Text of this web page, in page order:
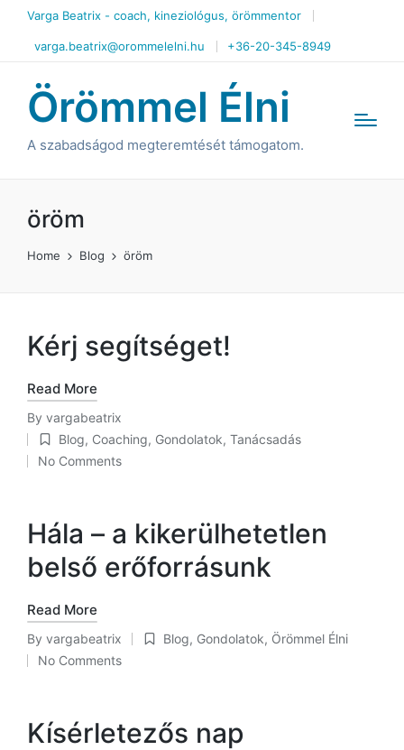
Varga Beatrix - coach, kineziológus, örömmentor
varga.beatrix@orommelelni.hu +36-20-345-8949
Örömmel Élni
A szabadságod megteremtését támogatom.
öröm
Home Blog öröm
Kérj segítséget!
Read More
Posted
by
By vargabeatrix
Posted
in
Blog, Coaching, Gondolatok, Tanácsadás
No Comments
Hála – a kikerülhetetlen
belső erőforrásunk
Read More
Posted
by
By vargabeatrix
Posted
Blog, Gondolatok, Örömmel Élni
No Comments
Kísérletezős nap